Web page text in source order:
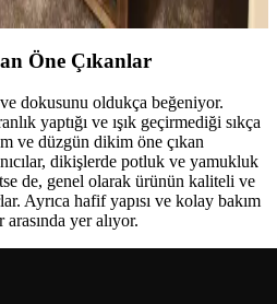
Öne Çıkanlar
dokusunu oldukça beğeniyor.
yaptığı ve ışık geçirmediği sıkça
ve düzgün dikim öne çıkan
dikişlerde potluk ve yamukluk
de, genel olarak ürünün kaliteli ve
Ayrıca hafif yapısı ve kolay bakım
yer alıyor.